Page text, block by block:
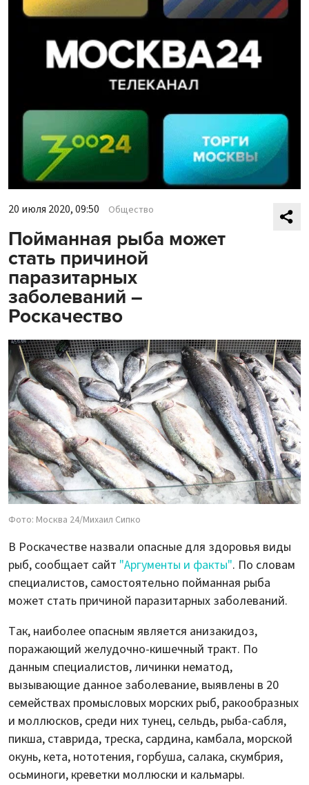
20 июля 2020, 09:50 Общество
Пойманная рыба может
стать причиной
паразитарных
заболеваний –
Роскачество
Фото: Москва 24/Михаил Сипко
В Роскачестве назвали опасные для здоровья виды
рыб, сообщает сайт "Аргументы и факты". По словам
специалистов, самостоятельно пойманная рыба
может стать причиной паразитарных заболеваний.
Так, наиболее опасным является анизакидоз,
поражающий желудочно-кишечный тракт. По
данным специалистов, личинки нематод,
вызывающие данное заболевание, выявлены в 20
семействах промысловых морских рыб, ракообразных
и моллюсков, среди них тунец, сельдь, рыба-сабля,
пикша, ставрида, треска, сардина, камбала, морской
окунь, кета, нототения, горбуша, салака, скумбрия,
осьминоги, креветки моллюски и кальмары.